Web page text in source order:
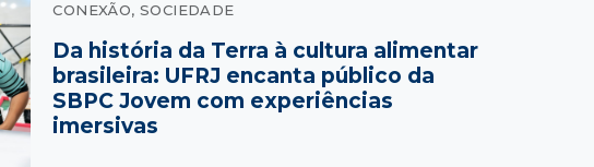
CONEXÃO, SOCIEDADE
Da história da Terra à cultura alimentar
brasileira: UFRJ encanta público da
SBPC Jovem com experiências
imersivas